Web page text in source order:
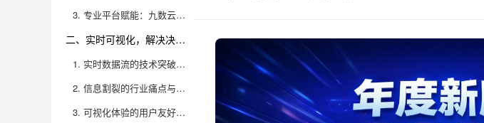
3. 专业平台赋能：九数云BI案例解析
二、实时可视化，解决决策延迟与信息割裂痛点
1. 实时数据流的技术突破与应用价值
2. 信息割裂的行业痛点与大屏一体化解决方案
3. 可视化体验的用户友好性与管理价值